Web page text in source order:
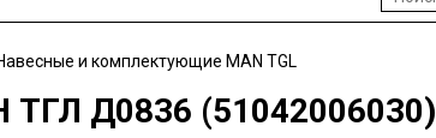
и комплектующие MAN TGL
Д0836 (51042006030)